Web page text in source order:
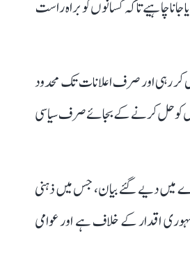
چاہیے تاکہ کسانوں کو براہ راست
کر رہی اور صرف اعلانات تک محدود
کو حل کرنے کے بجائے صرف سیاسی
میں دیے گئے بیان، جس میں ذہنی
اقدار کے خلاف ہے اور عوامی